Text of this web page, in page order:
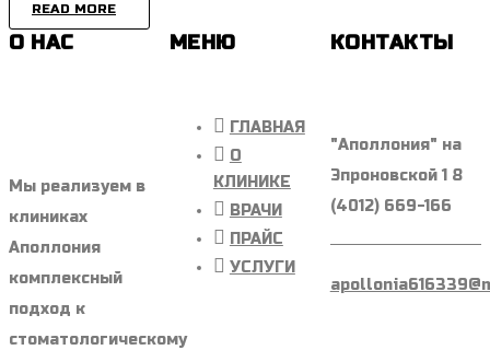
READ MORE
О НАС
Мы реализуем в
клиниках
Аполлония
комплексный
подход к
стоматологическому
МЕНЮ
ГЛАВНАЯ
О
КЛИНИКЕ
ВРАЧИ
ПРАЙС
УСЛУГИ
КОНТАКТЫ
"Аполлония" на
Эпроновской 1 8
(4012) 669-166